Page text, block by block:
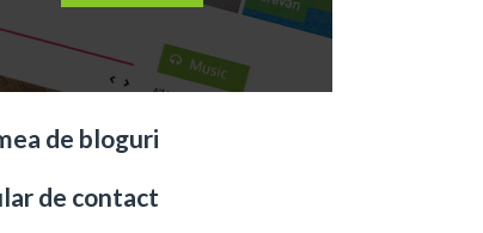
de bloguri
de contact